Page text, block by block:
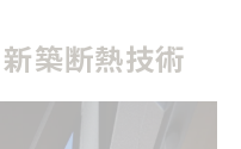
築断熱技術